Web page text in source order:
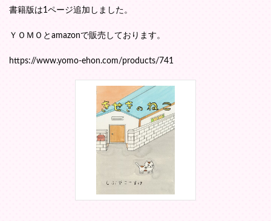
書籍版は1ページ追加しました。
ＹＯＭＯとamazonで販売しております。
https://www.yomo-ehon.com/products/741